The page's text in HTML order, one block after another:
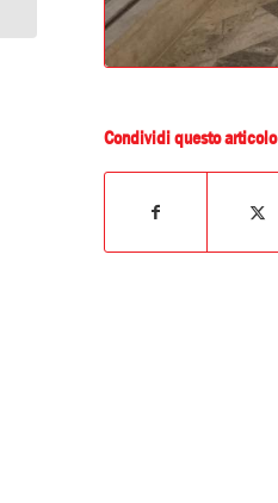
Condividi questo articolo
e sensibilizzazione ad...